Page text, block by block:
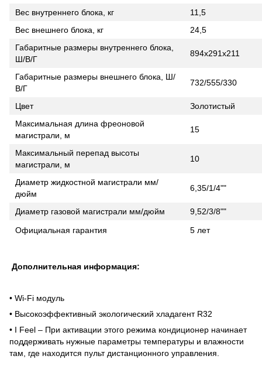
Вес внутреннего блока, кг
11,5
Вес внешнего блока, кг
24,5
Габаритные размеры внутреннего блока,
Ш/В/Г
894х291х211
Габаритные размеры внешнего блока, Ш/
В/Г
732/555/330
Цвет
Золотистый
Максимальная длина фреоновой
магистрали, м
15
Максимальный перепад высоты
магистрали, м
10
Диаметр жидкостной магистрали мм/
дюйм
6,35/1/4""
Диаметр газовой магистрали мм/дюйм
9,52/3/8""
Официальная гарантия
5 лет
Дополнительная информация:
• Wi-Fi модуль
• Высокоэффективный экологический хладагент R32
• I Feel – При активации этого режима кондиционер начинает
поддерживать нужные параметры температуры и влажности
там, где находится пульт дистанционного управления.